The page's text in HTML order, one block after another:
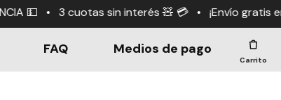
interés 🧸 💳 • ¡Envío gratis en compras
FAQ Medios de pago
Carrito